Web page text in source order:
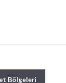
Bölgeleri